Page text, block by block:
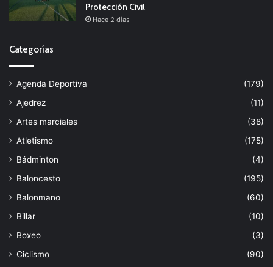
Protección Civil
Hace 2 días
Categorías
Agenda Deportiva
(179)
Ajedrez
(11)
Artes marciales
(38)
Atletismo
(175)
Bádminton
(4)
Baloncesto
(195)
Balonmano
(60)
Billar
(10)
Boxeo
(3)
Ciclismo
(90)